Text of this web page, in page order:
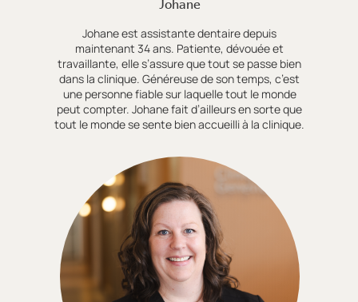
Johane est assistante dentaire depuis
maintenant 34 ans. Patiente, dévouée et
travaillante, elle s’assure que tout se passe bien
dans la clinique. Généreuse de son temps, c’est
une personne fiable sur laquelle tout le monde
peut compter. Johane fait d’ailleurs en sorte que
tout le monde se sente bien accueilli à la clinique.